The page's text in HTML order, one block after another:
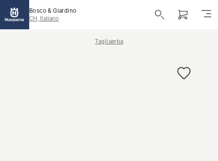
Bosco & Giardino
CH, Italiano
Tagliaerba